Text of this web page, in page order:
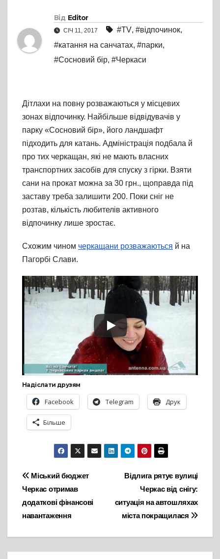
Від Editor
СІЧ 11, 2017 #TV, #відпочинок,
#катання на санчатах, #парки,
#Сосновий бір, #Черкаси
Дітлахи на повну розважаються у місцевих
зонах відпочинку. Найбільше відвідувачів у
парку «Сосновий бір», його ландшафт
підходить для катань. Адміністрація подбала й
про тих черкащан, які не мають власних
транспортних засобів для спуску з гірки. Взяти
сани на прокат можна за 30 грн., щоправда під
заставу треба залишити 200. Поки сніг не
розтав, кількість любителів активного
відпочинку лише зростає.
Схожим чином черкащани розважаються й на
Пагорбі Слави.
Надіслати друзям
Facebook Telegram Друк
Більше
Навігація
записів
Відлига рятує вулиці
Черкас від снігу:
ситуація на автошляхах
міста покращилася
Міський бюджет
Черкас отримав
додаткові фінансові
навантаження